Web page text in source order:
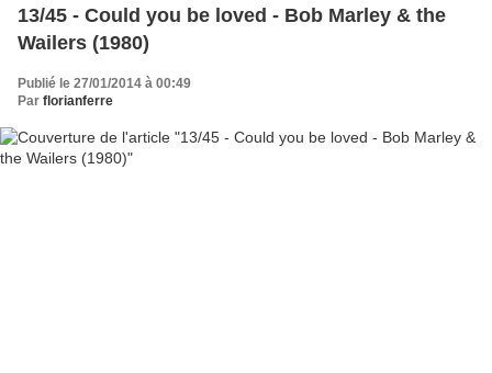
13/45 - Could you be loved - Bob Marley & the
Wailers (1980)
Publié le 27/01/2014 à 00:49
Par florianferre